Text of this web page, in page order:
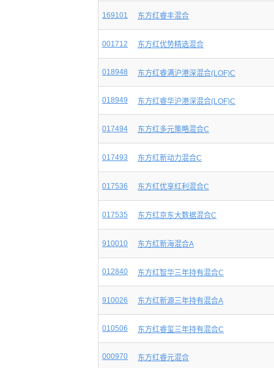
169101 东方红睿丰混合
001712 东方红优势精选混合
018948 东方红睿满沪港深混合(LOF)C
018949 东方红睿华沪港深混合(LOF)C
017494 东方红多元策略混合C
017493 东方红新动力混合C
017536 东方红优享红利混合C
017535 东方红京东大数据混合C
910010 东方红新海混合A
012840 东方红智华三年持有混合C
910026 东方红新源三年持有混合A
010506 东方红睿玺三年持有混合C
000970 东方红睿元混合